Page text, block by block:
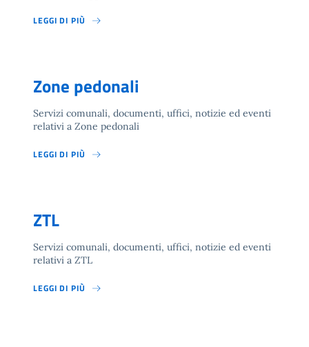
LEGGI DI PIÙ
Zone pedonali
Servizi comunali, documenti, uffici, notizie ed eventi
relativi a Zone pedonali
LEGGI DI PIÙ
ZTL
Servizi comunali, documenti, uffici, notizie ed eventi
relativi a ZTL
LEGGI DI PIÙ